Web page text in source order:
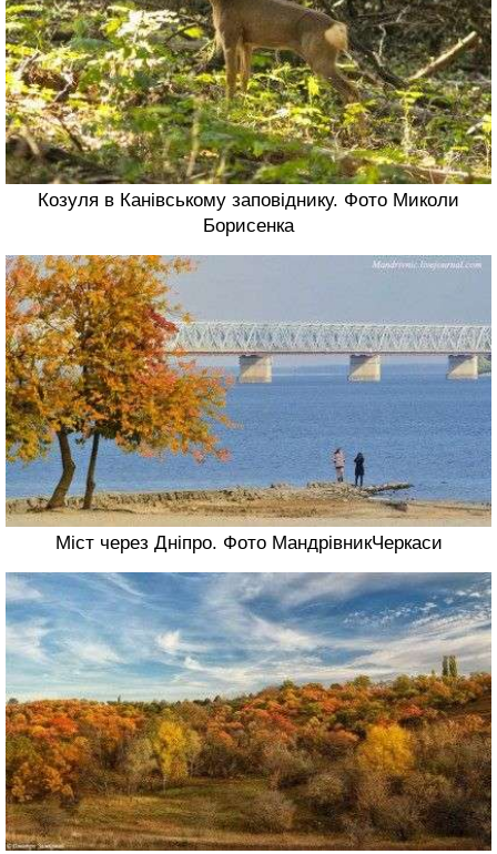
Козуля в Канівському заповіднику. Фото Миколи
Борисенка
Міст через Дніпро. Фото МандрівникЧеркаси